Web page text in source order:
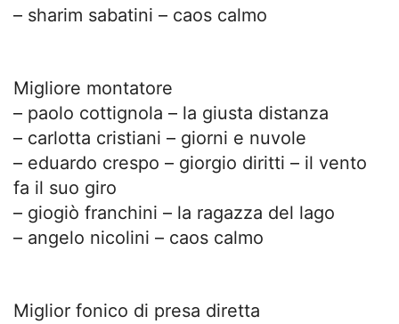
– sharim sabatini – caos calmo
Migliore montatore
– paolo cottignola – la giusta distanza
– carlotta cristiani – giorni e nuvole
– eduardo crespo – giorgio diritti – il vento
fa il suo giro
– giogiò franchini – la ragazza del lago
– angelo nicolini – caos calmo
Miglior fonico di presa diretta